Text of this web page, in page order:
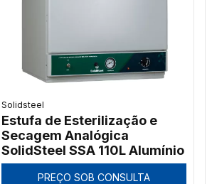
Solidsteel
Estufa de Esterilização e
Secagem Analógica
SolidSteel SSA 110L Alumínio
PREÇO SOB CONSULTA